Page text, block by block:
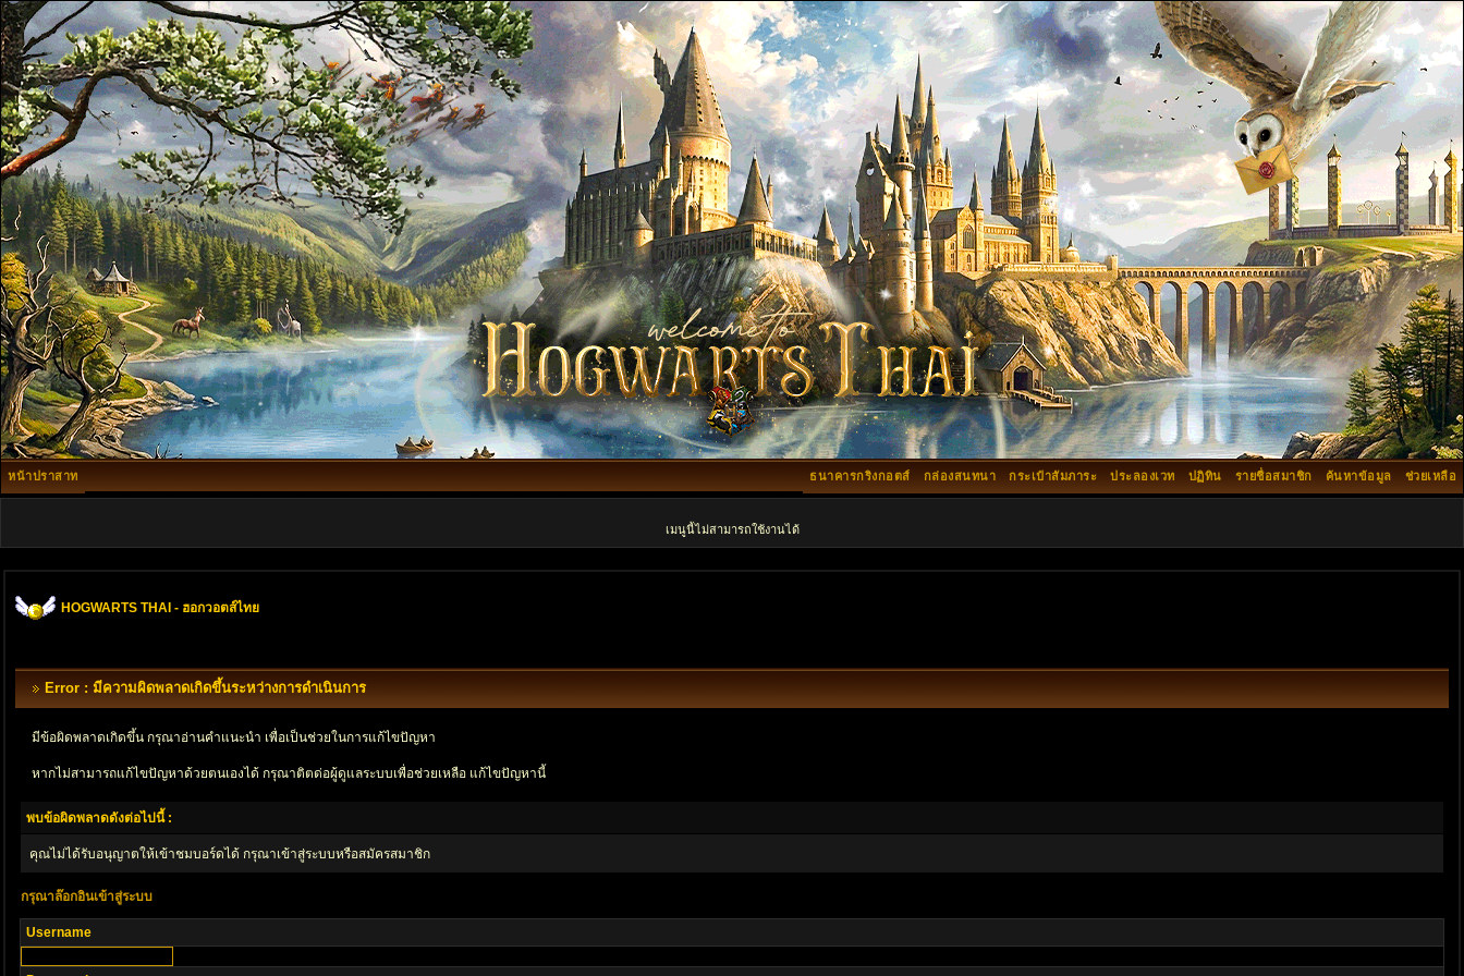
หน้าปราสาท ช่วยเหลือ
ค้นหาข้อมูล
รายชื่อสมาชิก
ปฏิทิน
ประลองเวท
กระเป๋าสัมภาระ
กล่องสนทนา
ธนาคารกริงกอตส์
เมนูนี้ไม่สามารถใช้งานได้
HOGWARTS THAI - ฮอกวอตส์ไทย
Error : มีความผิดพลาดเกิดขึ้นระหว่างการดำเนินการ
มีข้อผิดพลาดเกิดขึ้น กรุณาอ่านคำแนะนำ เพื่อเป็นช่วยในการแก้ไขปัญหา
หากไม่สามารถแก้ไขปัญหาด้วยตนเองได้ กรุณาติตด่อผู้ดูแลระบบเพื่อช่วยเหลือ แก้ไขปัญหานี้
พบข้อผิดพลาดดังต่อไปนี้ :
คุณไม่ได้รับอนุญาตให้เข้าชมบอร์ดได้ กรุณาเข้าสู่ระบบหรือสมัครสมาชิก
กรุณาล๊อกอินเข้าสู่ระบบ
Username